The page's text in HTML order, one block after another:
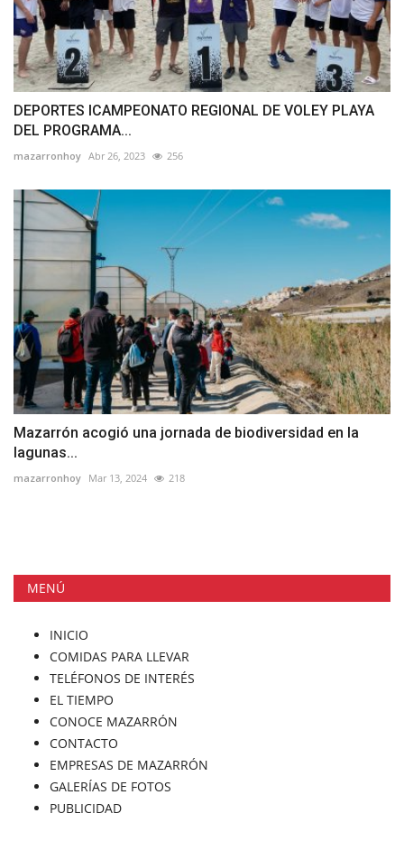
DEPORTES ICAMPEONATO REGIONAL DE VOLEY PLAYA
DEL PROGRAMA...
mazarronhoy Abr 26, 2023 256
Mazarrón acogió una jornada de biodiversidad en la
lagunas...
mazarronhoy Mar 13, 2024 218
MENÚ
INICIO
COMIDAS PARA LLEVAR
TELÉFONOS DE INTERÉS
EL TIEMPO
CONOCE MAZARRÓN
CONTACTO
EMPRESAS DE MAZARRÓN
GALERÍAS DE FOTOS
PUBLICIDAD